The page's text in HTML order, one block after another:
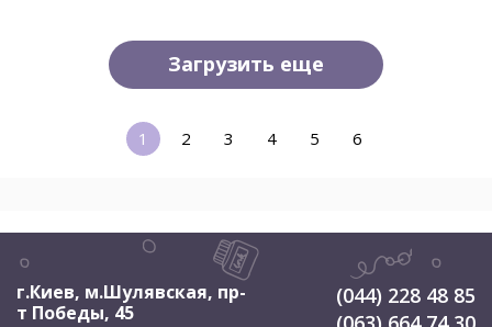
Загрузить еще
1 2 3 4 5 6
г.Киев, м.Шулявская, пр-
т Победы, 45
(044) 228 48 85